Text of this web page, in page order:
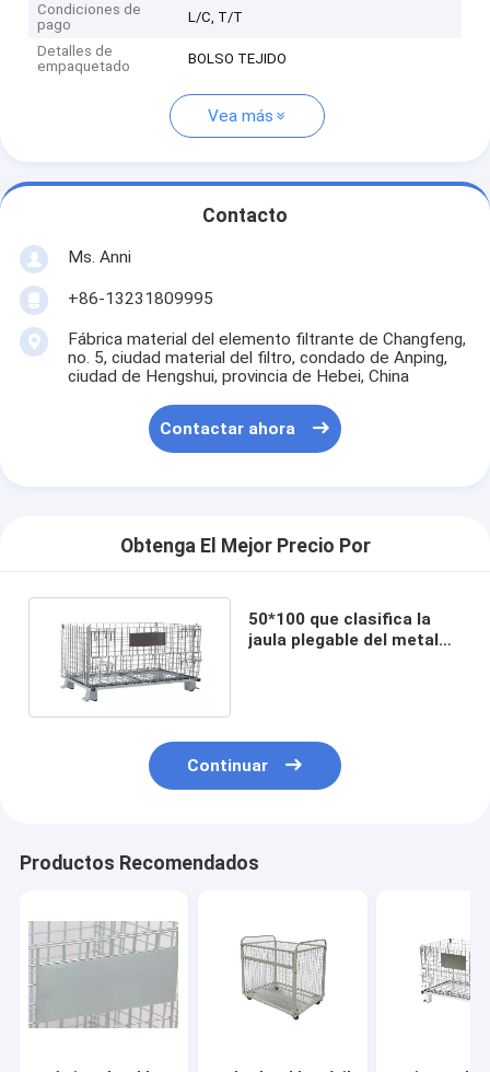
Condiciones de
pago
L/C, T/T
Detalles de
empaquetado
BOLSO TEJIDO
Vea más
Contacto
Ms. Anni
+86-13231809995
Fábrica material del elemento filtrante de Changfeng,
no. 5, ciudad material del filtro, condado de Anping,
ciudad de Hengshui, provincia de Hebei, China
Contactar ahora
Obtenga El Mejor Precio Por
50*100 que clasifica la
jaula plegable del metal
Continuar
Productos Recomendados